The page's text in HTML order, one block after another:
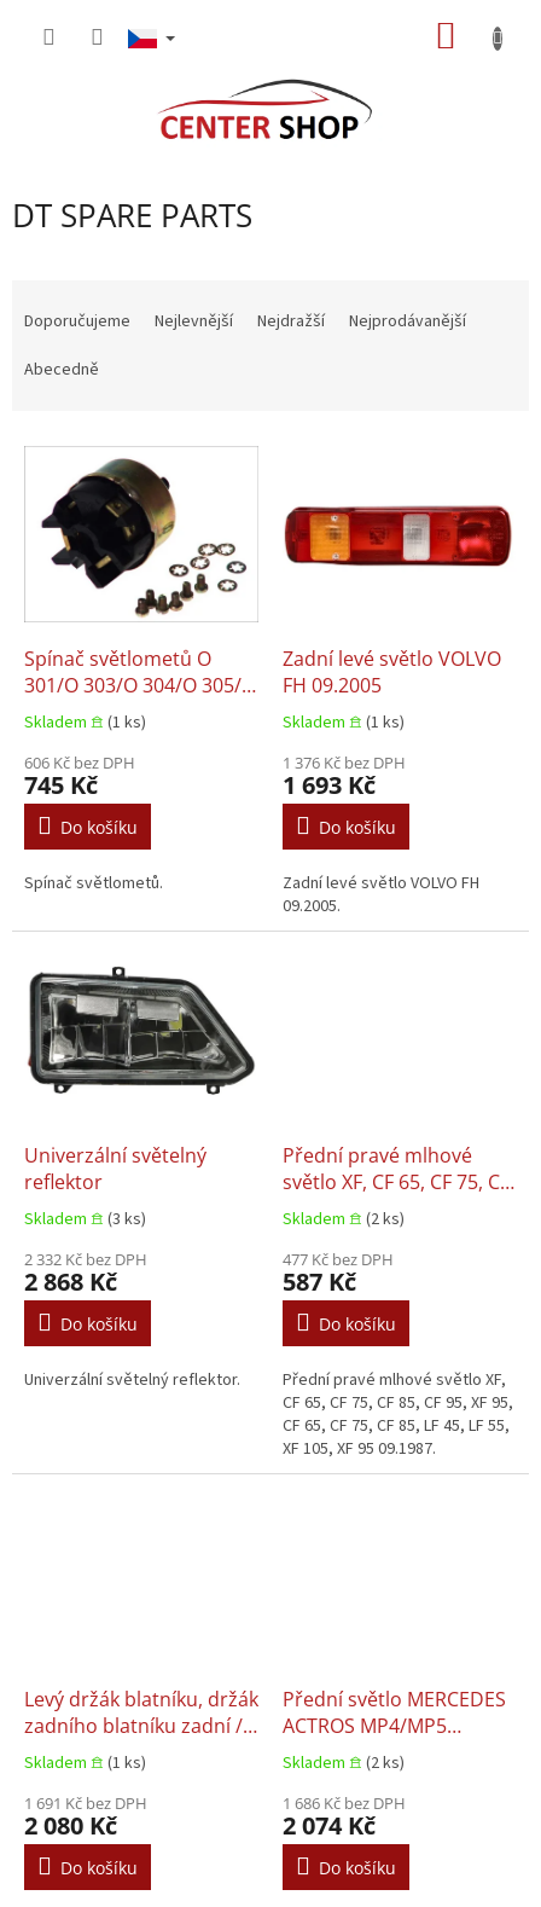
DT SPARE PARTS
p
Doporučujeme Nejlevnější Nejdražší
Nejprodávanější
Abecedně
V
o
d
u
ů
Spínač světlometů O
301/O 303/O 304/O 305/O
307/O 309/O 402/O 403/O
404/O 405/O 407/O 408,
Setra 200/300 01.1968+
Skladem 𖠿 (1 ks)
606 Kč bez DPH
745 Kč
Do košíku
Spínač světlometů.
Zadní levé světlo VOLVO
FH 09.2005
Skladem 𖠿 (1 ks)
1 376 Kč bez DPH
1 693 Kč
Do košíku
Zadní levé světlo VOLVO FH
09.2005.
Univerzální světelný
reflektor
Skladem 𖠿 (3 ks)
2 332 Kč bez DPH
2 868 Kč
Do košíku
Univerzální světelný reflektor.
Přední pravé mlhové
světlo XF, CF 65, CF 75, CF
85, CF 95, XF 95, CF 65, CF
75, CF 85, LF 45, LF 55, XF
105, XF 95 09.1987
Skladem 𖠿 (2 ks)
477 Kč bez DPH
587 Kč
Do košíku
Přední pravé mlhové světlo XF,
CF 65, CF 75, CF 85, CF 95, XF 95,
CF 65, CF 75, CF 85, LF 45, LF 55,
XF 105, XF 95 09.1987.
Levý držák blatníku, držák
zadního blatníku zadní /
P, délka 665mm : FH,
FH12, FH16, FH16 II, FM,
FM II, FM10, FM12, FM7,
FM9, Fmx, NH12 08.1993+
Skladem 𖠿 (1 ks)
1 691 Kč bez DPH
2 080 Kč
Do košíku
Přední světlo MERCEDES
ACTROS MP4/MP5
07.2011
Skladem 𖠿 (2 ks)
1 686 Kč bez DPH
2 074 Kč
Do košíku